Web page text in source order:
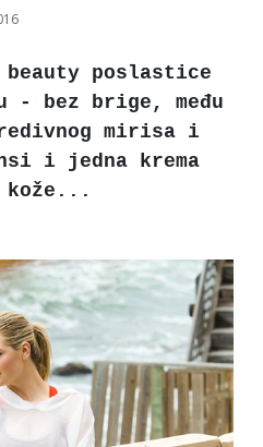
beauty poslastice
- bez brige, među
mirisa i
i jedna krema